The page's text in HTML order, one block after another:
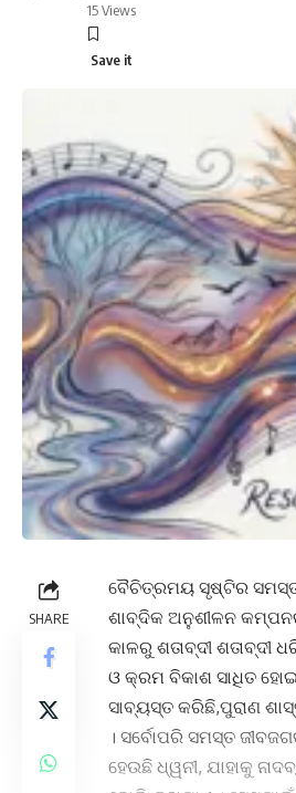
15 Views
SHARE
ବୈଚିତ୍ରମୟ ସୃଷ୍ଟିର
ଶାବ୍ଦିକ ଅନୁଶୀଳନ
କାଳରୁ ଶତାବ୍ଦୀ
ଓ କ୍ରମ ବିକାଶ ସାଧିତ
ସାବ୍ୟସ୍ତ କରିଛି,ପୁରାଣ
। ସର୍ବୋପରି ସମସ୍ତ
ହେଉଛି ଧ୍ୱନୀ, ଯାହାକୁ